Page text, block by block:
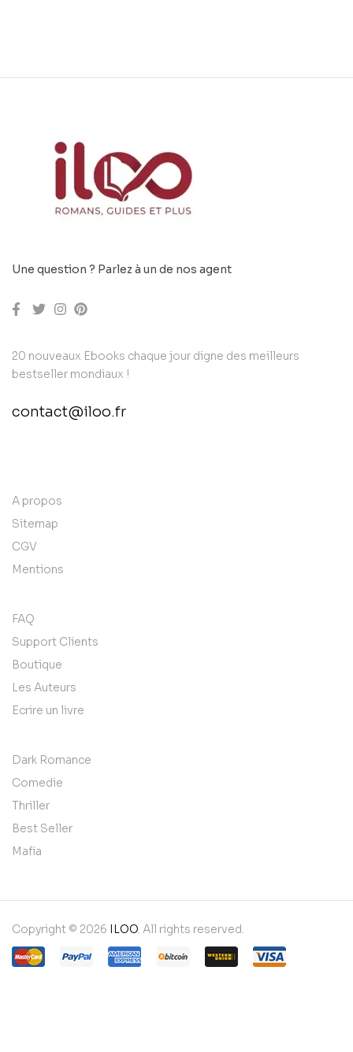
Une question ? Parlez à un de nos agent
20 nouveaux Ebooks chaque jour digne des meilleurs
bestseller mondiaux !
contact@iloo.fr
A propos
Sitemap
CGV
Mentions
FAQ
Support Clients
Boutique
Les Auteurs
Ecrire un livre
Dark Romance
Comedie
Thriller
Best Seller
Mafia
Copyright © 2026 ILOO. All rights reserved.